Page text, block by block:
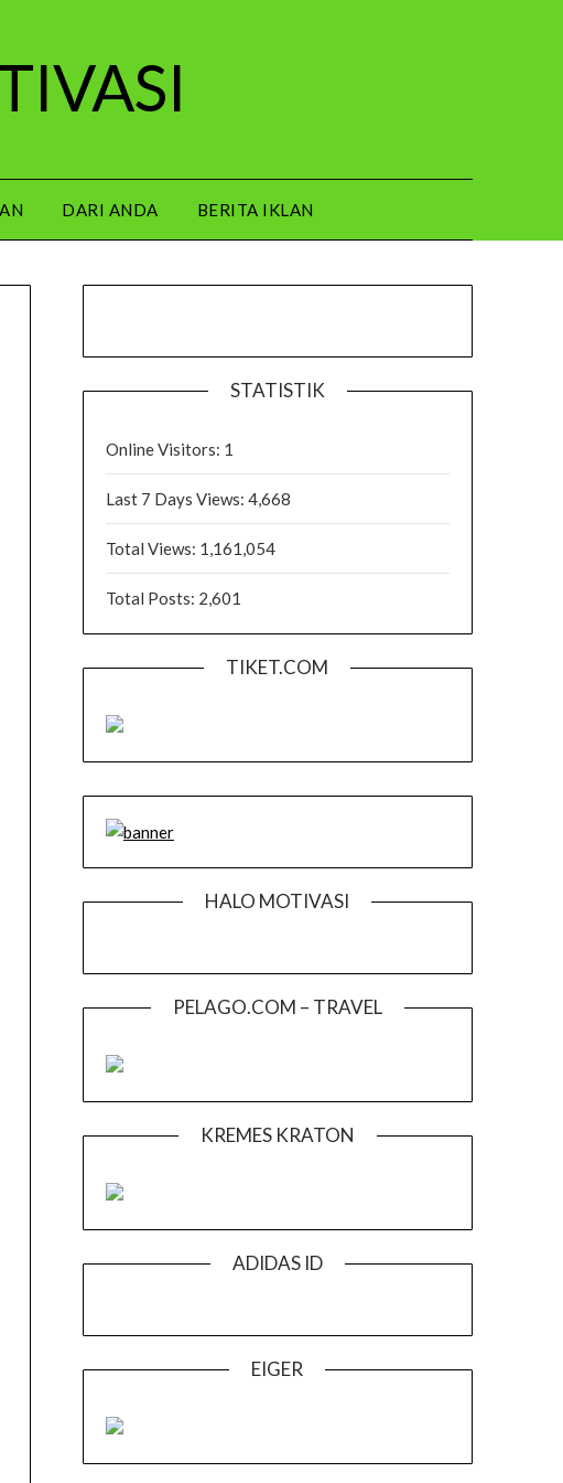
DARI ANDA BERITA IKLAN
STATISTIK
Online Visitors: 1
Last 7 Days Views: 4,668
Total Views: 1,161,054
Total Posts: 2,601
TIKET.COM
HALO MOTIVASI
PELAGO.COM – TRAVEL
KREMES KRATON
ADIDAS ID
EIGER